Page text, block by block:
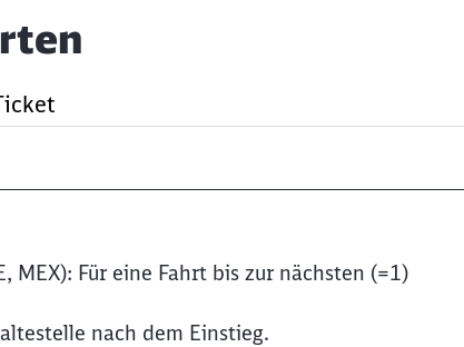
MEX): Für eine Fahrt bis zur nächsten (=1)
nach dem Einstieg.